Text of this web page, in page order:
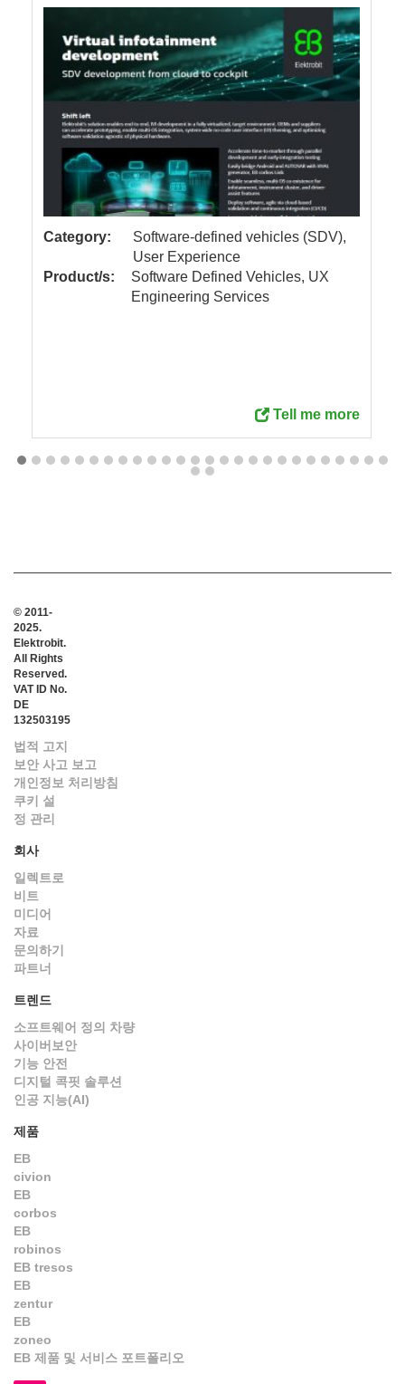
Category:
Software-defined vehicles (SDV),
User Experience
Product/s:
Software Defined Vehicles, UX
Engineering Services
Tell me more
© 2011-
2025.
Elektrobit.
All Rights
Reserved.
VAT ID No.
DE
132503195
법적 고지
보안 사고 보고
개인정보 처리방침
쿠키 설
정 관리
회사
일렉트로
비트
미디어
자료
문의하기
파트너
트렌드
소프트웨어 정의 차량
사이버보안
기능 안전
디지털 콕핏 솔루션
인공 지능(AI)
제품
EB
civion
EB
corbos
EB
robinos
EB tresos
EB
zentur
EB
zoneo
EB 제품 및 서비스 포트폴리오